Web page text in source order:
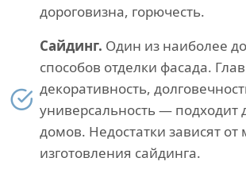
дороговизна, горючесть.
Сайдинг. Один из наиболее
способов отделки фасада.
декоративность,
универсальность — подходит
домов. Недостатки зависят от
изготовления сайдинга.